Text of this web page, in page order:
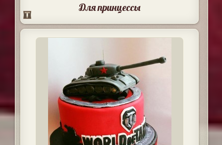
Для принцессы